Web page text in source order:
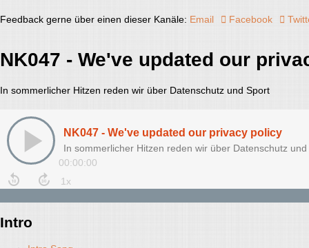
Feedback gerne über einen dieser Kanäle: Email Facebook
NK047 - We've updated our
In sommerlicher Hitzen reden wir über Datenschutz und Sport
NK047 - We've updated our privacy policy
In sommerlicher Hitzen reden wir über Datenschutz
00:00:00
Intro